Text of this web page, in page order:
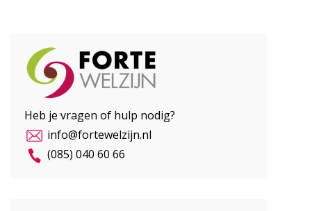
Heb je vragen of hulp nodig?
info@fortewelzijn.nl
(085) 040 60 66